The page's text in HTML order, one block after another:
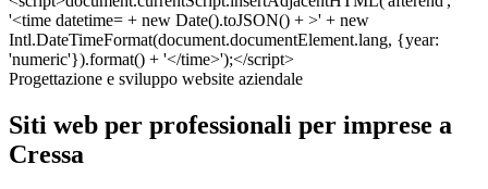
Progettazione e sviluppo website aziendale
Siti web per professionali per imprese a
Cressa